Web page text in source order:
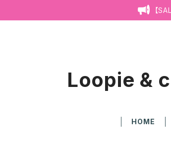
【
Loopie &
HOME